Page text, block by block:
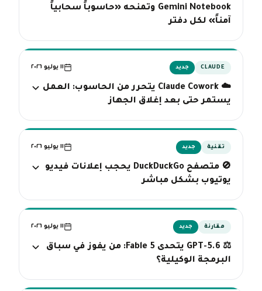
Gemini Notebook وتمنحه «حاسوباً سحابياً
آمناً» لكل دفتر
CLAUDE جديد ١١ يوليو ٢٠٢٦
☁️ Claude Cowork يتحرر من الحاسوب: العمل
يستمر حتى بعد إغلاق الجهاز
تقنية جديد ١١ يوليو ٢٠٢٦
🚫 متصفح DuckDuckGo يحجب إعلانات فيديو
يوتيوب بشكل مباشر
مقارنة جديد ١١ يوليو ٢٠٢٦
⚖️ GPT-5.6 يتحدى Fable 5: من يفوز في سباق
البرمجة الوكيلية؟